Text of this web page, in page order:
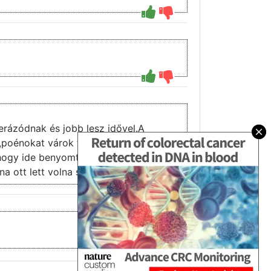
3
és jobb lesz idővel.A
várok tőle benne sokkal
ide benyomták.Remélem majd
ott lett volna sztori a javából.